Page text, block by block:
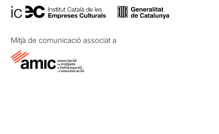
Mitjà de comunicació associat a